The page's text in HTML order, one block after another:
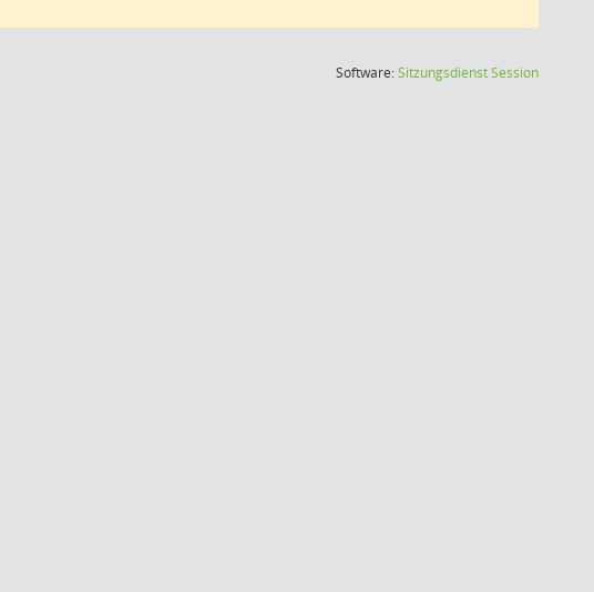
Software:SitzungsdienstSession(Wird in